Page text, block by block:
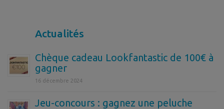
Actualités
Chèque cadeau Lookfantastic de 100€ à
gagner
16 décembre 2024
Jeu-concours : gagnez une peluche